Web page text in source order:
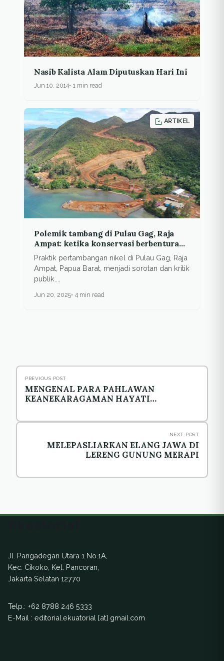
Nasib Kalista Alam Diputuskan Hari Ini
Jun 10, 2014 1 min read
ARTIKEL
Polemik tambang di Pulau Gag, Raja
Ampat: ketika konservasi berbenturan
dengan ekonomi
Praktik pertambangan nikel di Pulau Gag, Raja
Ampat, Papua Barat, menjadi sorotan dan kritik
publik....
Jun 20, 2025 4 min read
PREVIOUS POST
MENGENAL PARA PAHLAWAN
KEANEKARAGAMAN HAYATI
NEXT POST
MELEPASLIARKAN ELANG JAWA DI
LERENG GUNUNG MERAPI
Jl. Pangadegan Utara 1 No.1A,
Kec. Cikoko, Kel. Pancoran,
Jakarta Selatan 12770
Telp.: +62 8788 246 5333
E-Mail : editorial.ekuatorial [at] gmail.com